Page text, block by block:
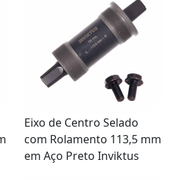
Eixo de Centro Selado
com Rolamento 113,5 mm
em Aço Preto Inviktus